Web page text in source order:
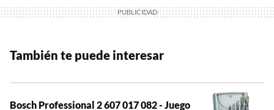
También te puede interesar
Bosch Professional 2 607 017 082 - Juego